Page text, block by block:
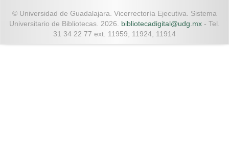
© Universidad de Guadalajara. Vicerrectoría Ejecutiva. Sistema
Universitario de Bibliotecas. 2026. bibliotecadigital@udg.mx - Tel.
31 34 22 77 ext. 11959, 11924, 11914